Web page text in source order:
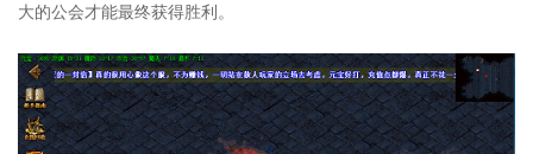
大的公会才能最终获得胜利。